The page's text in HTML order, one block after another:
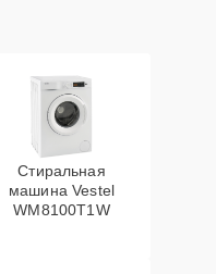
Стиральная
машина Vestel
WM8100T1W